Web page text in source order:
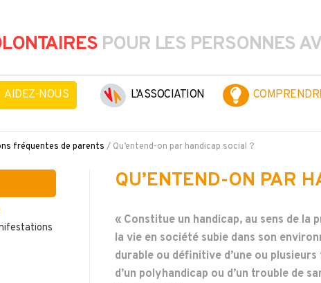
POUR LES PERSONNES
AIDEZ-NOUS L’ASSOCIATION
fréquentes de parents / Qu’entend-on par handicap social ?
QU’ENTEND-ON PAR
« Constitue un handicap, au sens de
la vie en société subie dans son
durable ou définitive d’une ou
d’un polyhandicap ou d’un trouble de